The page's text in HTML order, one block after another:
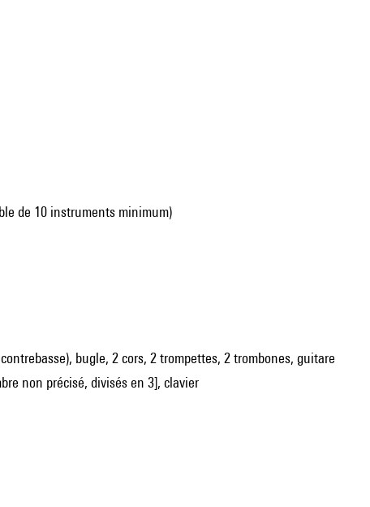
de 10 instruments minimum)
bugle, 2 cors, 2 trompettes, 2 trombones, guitare
non précisé, divisés en 3], clavier